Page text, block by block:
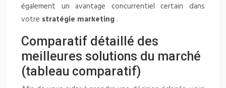
également un avantage concurrentiel certain dans
votre stratégie marketing .
Comparatif détaillé des
meilleures solutions du marché
(tableau comparatif)